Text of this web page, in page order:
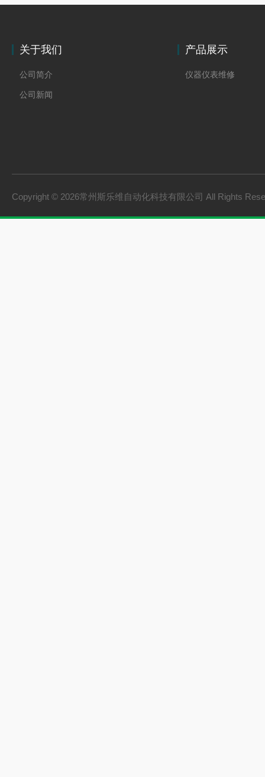
关于我们
公司简介
公司新闻
产品展示
仪器仪表维修
Copyright © 2026常州斯乐维自动化科技有限公司 All Rights